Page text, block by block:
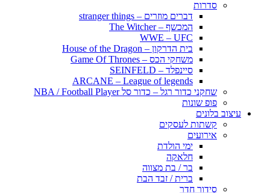
סדרות
דברים מוזרים – stranger things
המכשף – The Witcher
WWE – UFC
בית הדרקון – House of the Dragon
משחקי הכס – Game Of Thrones
סיינפלד – SEINFELD
ARCANE – League of legends
שחקני כדור רגל – כדור סל NBA / Football Player
פופ שונות
עיצוב בלונים
קשתות לעסקים
אירועים
ימי הולדת
חלאקה
בר / בת מצווה
ברית / זבד הבת
סידור חדר